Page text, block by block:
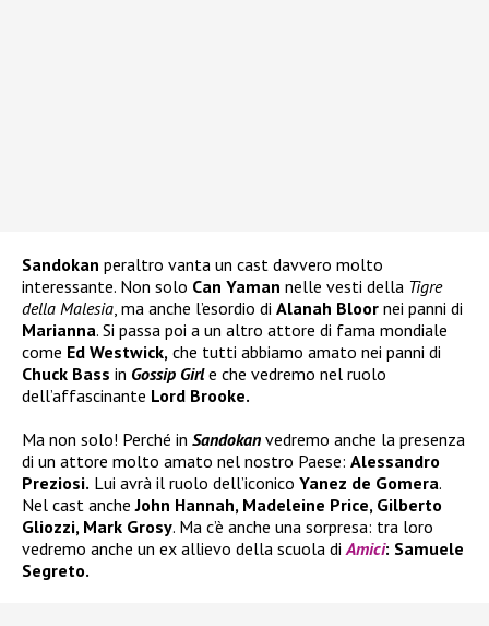
Sandokan peraltro vanta un cast davvero molto
interessante. Non solo Can Yaman nelle vesti della Tigre
della Malesia, ma anche l’esordio di Alanah Bloor nei panni di
Marianna. Si passa poi a un altro attore di fama mondiale
come Ed Westwick, che tutti abbiamo amato nei panni di
Chuck Bass in Gossip Girle che vedremo nel ruolo
dell’affascinante Lord Brooke.
Ma non solo! Perché in Sandokan vedremo anche la presenza
di un attore molto amato nel nostro Paese: Alessandro
Preziosi. Lui avrà il ruolo dell’iconico Yanez de Gomera.
Nel cast ancheJohn Hannah, Madeleine Price, Gilberto
Gliozzi, Mark Grosy. Ma c’è anche una sorpresa: tra loro
vedremo anche un ex allievo della scuola diAmici: Samuele
Segreto.